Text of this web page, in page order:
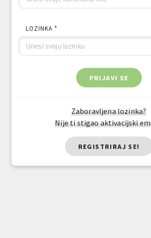
LOZINKA *
PRIJAVI SE
Zaboravljena lozinka?
Nije ti stigao aktivacijski
REGISTRIRAJ SE!